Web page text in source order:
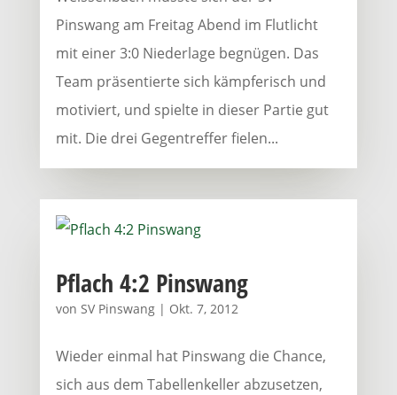
Pinswang am Freitag Abend im Flutlicht
mit einer 3:0 Niederlage begnügen. Das
Team präsentierte sich kämpferisch und
motiviert, und spielte in dieser Partie gut
mit. Die drei Gegentreffer fielen...
Pflach 4:2 Pinswang
von SV Pinswang| Okt. 7, 2012
Wieder einmal hat Pinswang die Chance,
sich aus dem Tabellenkeller abzusetzen,